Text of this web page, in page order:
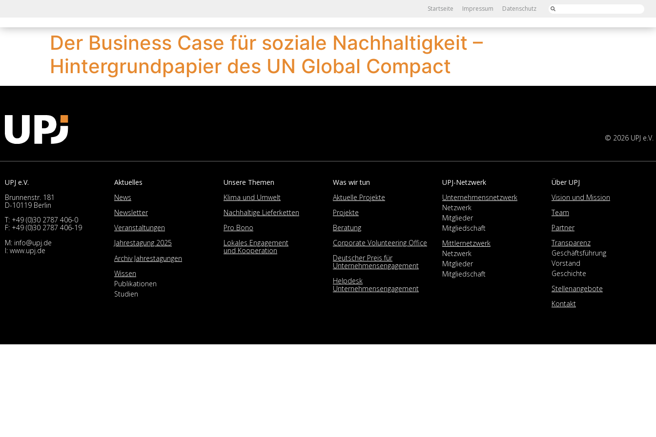
Startseite Impressum Datenschutz
Der Business Case für soziale Nachhaltigkeit –
Hintergrundpapier des UN Global Compact
© 2026 UPJ e.V.
UPJ e.V.
Brunnenstr. 181
D-10119 Berlin
T: +49 (0)30 2787 406-0
F: +49 (0)30 2787 406-19
M: info@upj.de
I: www.upj.de
Aktuelles
News
Newsletter
Veranstaltungen
Jahrestagung 2025
Archiv Jahrestagungen
Wissen
Publikationen
Studien
Unsere Themen
Klima und Umwelt
Nachhaltige Lieferketten
Pro Bono
Lokales Engagement
und Kooperation
Was wir tun
Aktuelle Projekte
Projekte
Beratung
Corporate Volunteering Office
Deutscher Preis für
Unternehmensengagement
Helpdesk
Unternehmensengagement
UPJ-Netzwerk
Unternehmensnetzwerk
Netzwerk
Mitglieder
Mitgliedschaft
Mittlernetzwerk
Netzwerk
Mitglieder
Mitgliedschaft
Über UPJ
Vision und Mission
Team
Partner
Transparenz
Geschäftsführung
Vorstand
Geschichte
Stellenangebote
Kontakt